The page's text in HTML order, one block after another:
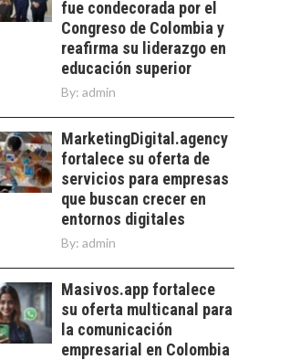
CHILE
El auge de las
exportaciones de
servicios digitales en
Chile:…
TURISMO EN EL
DESIERTO DE
ATACAMA:
OPORTUNIDADES
PARA EL
DESARROLLO LOCAL
El Desierto de
Atacama: Motor
Estratégico para el
fue condecorada por el
Congreso de Colombia y
reafirma su liderazgo en
educación superior
By: admin
MarketingDigital.agency
fortalece su oferta de
servicios para empresas
que buscan crecer en
entornos digitales
By: admin
Masivos.app fortalece
su oferta multicanal para
la comunicación
empresarial en Colombia